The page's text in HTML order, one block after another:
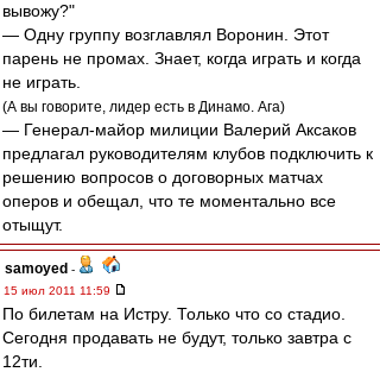
вывожу?"
— Одну группу возглавлял Воронин. Этот
парень не промах. Знает, когда играть и когда
не играть.
(А вы говорите, лидер есть в Динамо. Ага)
— Генерал-майор милиции Валерий Аксаков
предлагал руководителям клубов подключить к
решению вопросов о договорных матчах
оперов и обещал, что те моментально все
отыщут.
samoyed -
15 июл 2011 11:59
По билетам на Истру. Только что со стадио.
Сегодня продавать не будут, только завтра с
12ти.